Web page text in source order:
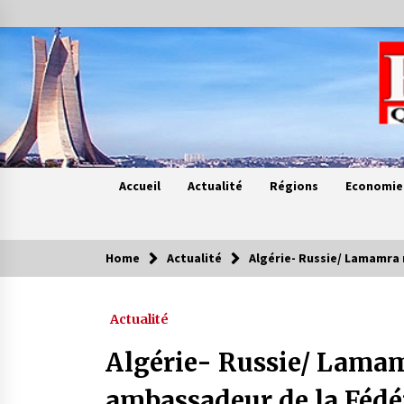
to
content
Accueil Actualité Régions Economie
Contes de chez nous
4 ans ago
Home Actualité Algérie- Russie/
Actualité
Algérie- Russie/